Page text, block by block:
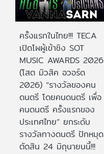
ครั้งแรกในไทย!!! TECA
เปิดโผผู้เข้าชิง SOT
MUSIC AWARDS 2026
(โสต มิวสิค อวอร์ด
2026) “รางวัลของคน
ดนตรี โดยคนดนตรี เพื่อ
คนดนตรี ครั้งแรกของ
ประเทศไทย” ยกระดับ
รางวัลทางดนตรี ปักหมุด
ตัดสิน 24 มิถุนายนนี้!!!